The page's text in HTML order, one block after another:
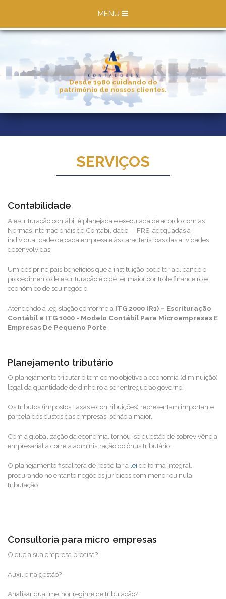
MENU
Desde 1980 cuidando do
patrimônio de nossos clientes.
SERVIÇOS
Contabilidade
A escrituração contábil é planejada e executada de acordo com as
Normas Internacionais de Contabilidade – IFRS, adequadas à
individualidade de cada empresa e às características das atividades
desenvolvidas.
Um dos principais benefícios que a instituição pode ter aplicando o
procedimento de escrituração é o de ter maior controle financeiro e
econômico de seu negócio.
Atendendo a legislação conforme a ITG 2000 (R1) – Escrituração
Contábil e ITG 1000 - Modelo Contábil Para Microempresas E
Empresas De Pequeno Porte
Planejamento tributário
O planejamento tributário tem como objetivo a economia (diminuição)
legal da quantidade de dinheiro a ser entregue ao governo.
Os tributos (impostos, taxas e contribuições) representam importante
parcela dos custos das empresas, senão a maior.
Com a globalização da economia, tornou-se questão de sobrevivência
empresarial a correta administração do ônus tributário.
O planejamento fiscal terá de respeitar a lei de forma integral,
procurando no entanto negócios jurídicoscom menor ou nula
tributação.
Consultoria para micro empresas
O que a sua empresa precisa?
Auxilio na gestão?
Analisar qual melhor regime de tributação?